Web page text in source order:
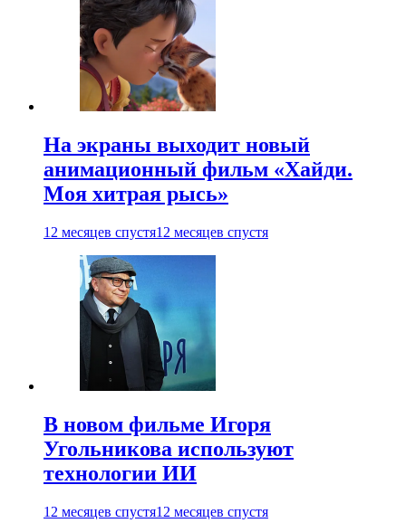
На экраны выходит новый
анимационный фильм «Хайди.
Моя хитрая рысь»
12 месяцев спустя12 месяцев спустя
В новом фильме Игоря
Угольникова используют
технологии ИИ
12 месяцев спустя12 месяцев спустя